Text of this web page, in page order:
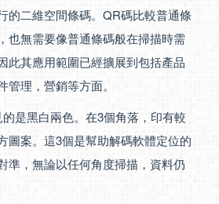
的二維空間條碼。QR碼比較普通條
也無需要像普通條碼般在掃描時需
此其應用範圍已經擴展到包括產品
理，營銷等方面。
的是黑白兩色。在3個角落，印有較
圖案。這3個是幫助解碼軟體定位的
準，無論以任何角度掃描，資料仍